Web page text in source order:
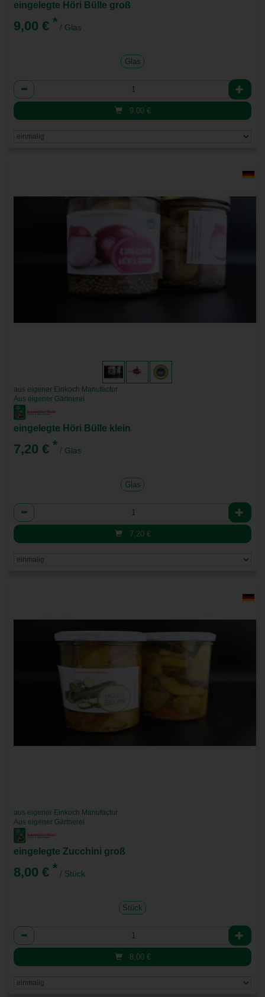
eingelegte Höri Bülle groß
9,00 € * / Glas
Glas
Anzahl
9,00 €
aus eigener Einkoch Manufactur
Aus eigener Gärtnerei
eingelegte Höri Bülle klein
7,20 € * / Glas
Glas
Anzahl
7,20 €
aus eigener Einkoch Manufactur
Aus eigener Gärtnerei
eingelegte Zucchini groß
8,00 € * / Stück
Stück
Anzahl
8,00 €